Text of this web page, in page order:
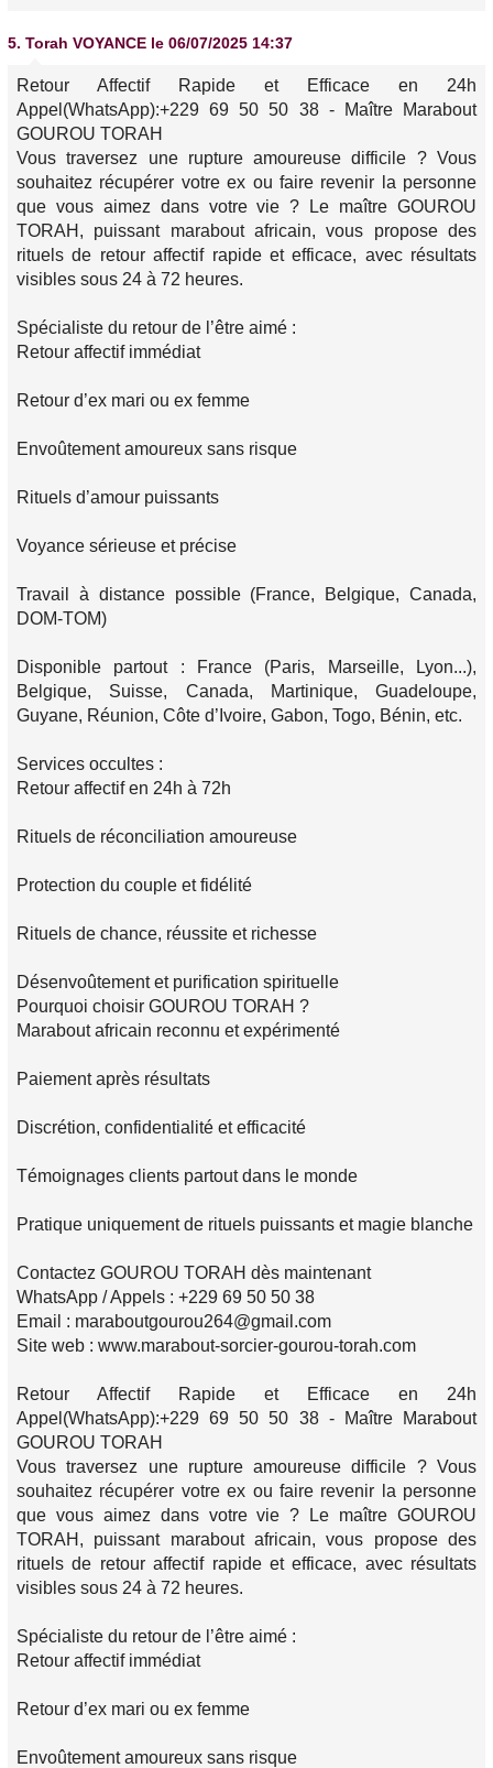
5. Torah VOYANCE le 06/07/2025 14:37
Retour Affectif Rapide et Efficace en 24h
Appel(WhatsApp):+229 69 50 50 38 - Maître Marabout
GOUROU TORAH
Vous traversez une rupture amoureuse difficile ? Vous
souhaitez récupérer votre ex ou faire revenir la personne
que vous aimez dans votre vie ? Le maître GOUROU
TORAH, puissant marabout africain, vous propose des
rituels de retour affectif rapide et efficace, avec résultats
visibles sous 24 à 72 heures.
Spécialiste du retour de l’être aimé :
Retour affectif immédiat
Retour d’ex mari ou ex femme
Envoûtement amoureux sans risque
Rituels d’amour puissants
Voyance sérieuse et précise
Travail à distance possible (France, Belgique, Canada,
DOM-TOM)
Disponible partout : France (Paris, Marseille, Lyon...),
Belgique, Suisse, Canada, Martinique, Guadeloupe,
Guyane, Réunion, Côte d’Ivoire, Gabon, Togo, Bénin, etc.
Services occultes :
Retour affectif en 24h à 72h
Rituels de réconciliation amoureuse
Protection du couple et fidélité
Rituels de chance, réussite et richesse
Désenvoûtement et purification spirituelle
Pourquoi choisir GOUROU TORAH ?
Marabout africain reconnu et expérimenté
Paiement après résultats
Discrétion, confidentialité et efficacité
Témoignages clients partout dans le monde
Pratique uniquement de rituels puissants et magie blanche
Contactez GOUROU TORAH dès maintenant
WhatsApp / Appels : +229 69 50 50 38
Email : maraboutgourou264@gmail.com
Site web : www.marabout-sorcier-gourou-torah.com
Retour Affectif Rapide et Efficace en 24h
Appel(WhatsApp):+229 69 50 50 38 - Maître Marabout
GOUROU TORAH
Vous traversez une rupture amoureuse difficile ? Vous
souhaitez récupérer votre ex ou faire revenir la personne
que vous aimez dans votre vie ? Le maître GOUROU
TORAH, puissant marabout africain, vous propose des
rituels de retour affectif rapide et efficace, avec résultats
visibles sous 24 à 72 heures.
Spécialiste du retour de l’être aimé :
Retour affectif immédiat
Retour d’ex mari ou ex femme
Envoûtement amoureux sans risque